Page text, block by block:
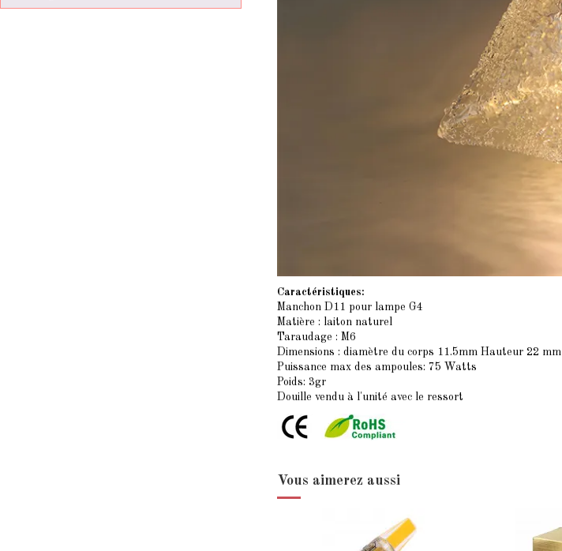
Caractéristiques:
Manchon D11 pour lampe G4
Matière : laiton naturel
Taraudage : M6
Dimensions : diamètre du corps 11.5mm Hauteur 22 mm
Puissance max des ampoules: 75 Watts
Poids: 3gr
Douille vendu à l'unité avec le ressort
Vous aimerez aussi